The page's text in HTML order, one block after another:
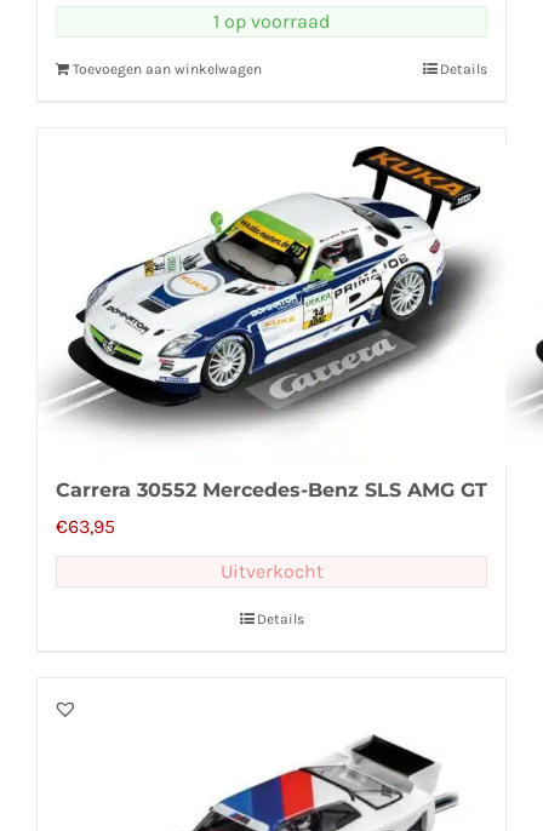
1 op voorraad
Toevoegen aan winkelwagen Details
Carrera 30552 Mercedes-Benz SLS AMG GT
€63,95
Uitverkocht
Details